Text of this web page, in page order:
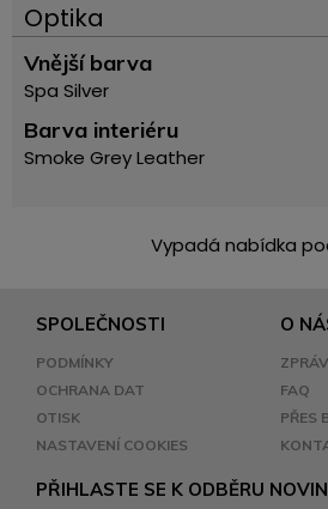
Optika
Vnější barva
Spa Silver
Barva interiéru
Smoke Grey Leather
Vypadá nabídka
SPOLEČNOSTI
PODMÍNKY
OCHRANA DAT
OTISK
NASTAVENÍ COOKIES
O
FAQ
PŘES
PŘIHLASTE SE K ODBĚRU